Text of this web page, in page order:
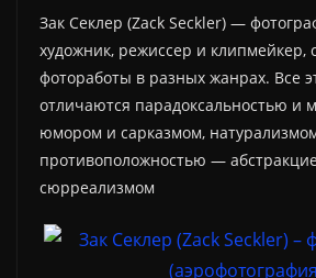
Зак Секлер (Zack Seckler) —
художник, режиссер и клипмейкер,
фотоработы в разных жанрах. Все
отличаются парадоксальностью и
юмором и сарказмом,
противоположностью —
сюрреализмом